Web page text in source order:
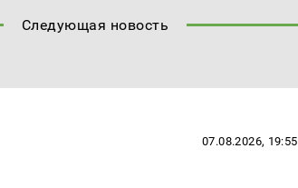
Следующая новость
07.08.2026, 19:55